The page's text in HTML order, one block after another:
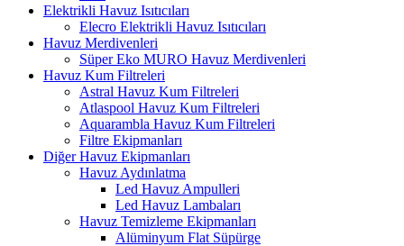
Elektrikli Havuz Isıtıcıları
Elecro Elektrikli Havuz Isıtıcıları
Havuz Merdivenleri
Süper Eko MURO Havuz Merdivenleri
Havuz Kum Filtreleri
Astral Havuz Kum Filtreleri
Atlaspool Havuz Kum Filtreleri
Aquarambla Havuz Kum Filtreleri
Filtre Ekipmanları
Diğer Havuz Ekipmanları
Havuz Aydınlatma
Led Havuz Ampulleri
Led Havuz Lambaları
Havuz Temizleme Ekipmanları
Alüminyum Flat Süpürge